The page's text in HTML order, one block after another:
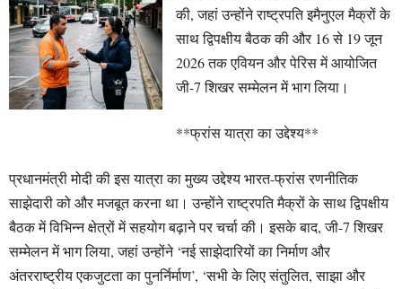
की, जहां उन्होंने राष्ट्रपति इमैनुएल मैक्रों के
साथ द्विपक्षीय बैठक की और 16 से 19 जून
2026 तक एवियन और पेरिस में आयोजित
जी-7 शिखर सम्मेलन में भाग लिया।
**फ्रांस यात्रा का उद्देश्य**
प्रधानमंत्री मोदी की इस यात्रा का मुख्य उद्देश्य भारत-फ्रांस रणनीतिक
साझेदारी को और मजबूत करना था। उन्होंने राष्ट्रपति मैक्रों के साथ द्विपक्षीय
बैठक में विभिन्न क्षेत्रों में सहयोग बढ़ाने पर चर्चा की। इसके बाद, जी-7 शिखर
सम्मेलन में भाग लिया, जहां उन्होंने ‘नई साझेदारियों का निर्माण और
अंतरराष्ट्रीय एकजुटता का पुनर्निर्माण’, ‘सभी के लिए संतुलित, साझा और